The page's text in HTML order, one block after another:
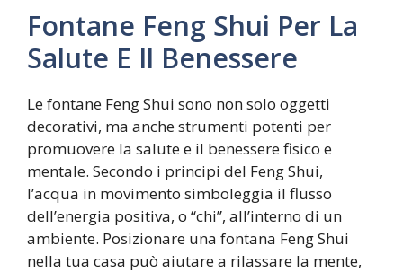
Fontane Feng Shui Per La
Salute E Il Benessere
Le fontane Feng Shui sono non solo oggetti
decorativi, ma anche strumenti potenti per
promuovere la salute e il benessere fisico e
mentale. Secondo i principi del Feng Shui,
l’acqua in movimento simboleggia il flusso
dell’energia positiva, o “chi”, all’interno di un
ambiente. Posizionare una fontana Feng Shui
nella tua casa può aiutare a rilassare la mente,